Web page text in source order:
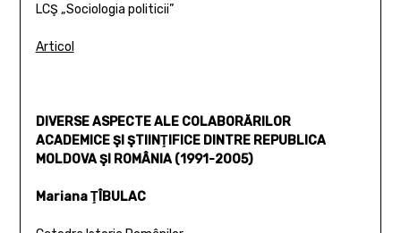
LCŞ „Sociologia politicii”
Articol
DIVERSE ASPECTE ALE COLABORĂRILOR
ACADEMICE ŞI ŞTIINŢIFICE DINTRE REPUBLICA
MOLDOVA ŞI ROMÂNIA (1991-2005)
Mariana ŢÎBULAC